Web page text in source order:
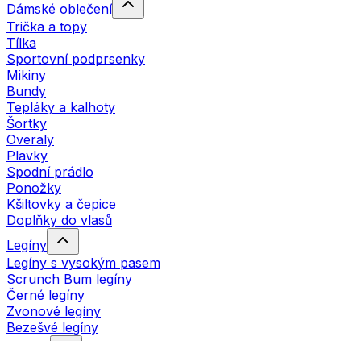
Dámské oblečení
Trička a topy
Tílka
Sportovní podprsenky
Mikiny
Bundy
Tepláky a kalhoty
Šortky
Overaly
Plavky
Spodní prádlo
Ponožky
Kšiltovky a čepice
Doplňky do vlasů
Legíny
Legíny s vysokým pasem
Scrunch Bum legíny
Černé legíny
Zvonové legíny
Bezešvé legíny